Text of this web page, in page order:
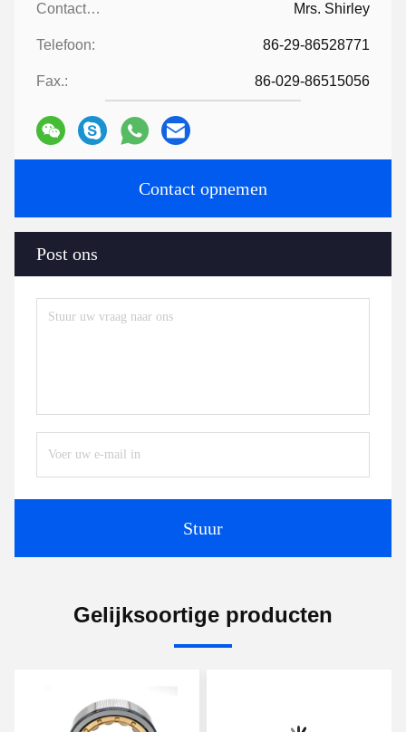
Contactpersonen: Mrs. Shirley
Telefoon: 86-29-86528771
Fax.: 86-029-86515056
Contact opnemen
Post ons
Stuur
Gelijksoortige producten